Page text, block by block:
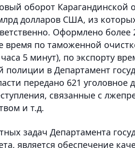
оборот Карагандинской
долларов США, из
Оформлено
время по таможенной
5 минут), по экспорту
полиции в Департамент
передано 621
связанные с
и т.д.
задач Департамента
является обеспечение